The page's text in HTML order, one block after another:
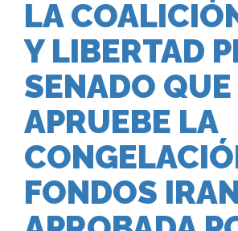
LA
Y LIBERTAD
SENADO QUE
APRUEBE LA
FONDOS